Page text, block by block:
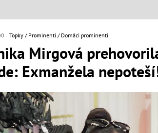
Topky Prominenti Domáci prominenti
Mirgová
Exmanžela